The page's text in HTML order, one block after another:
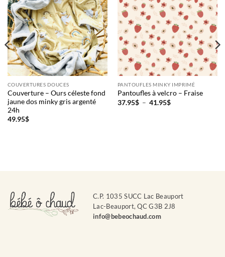
COUVERTURES DOUCES
Couverture – Ours céleste fond
jaune dos minky gris argenté
24h
49.95$
PANTOUFLES MINKY IMPRIMÉ
Pantoufles à velcro – Fraise
37.95$ – 41.95$Plage
C.P. 1035 SUCC Lac Beauport
Lac-Beauport, QC G3B 2J8
info@bebeochaud.com